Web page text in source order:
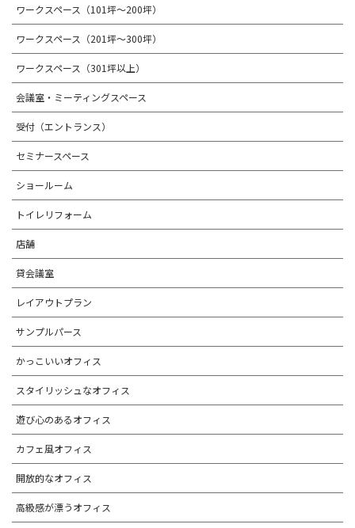
ワークスペース（101坪～200坪）
ワークスペース（201坪～300坪）
ワークスペース（301坪以上）
会議室・ミーティングスペース
受付（エントランス）
セミナースペース
ショールーム
トイレリフォーム
店舗
貸会議室
レイアウトプラン
サンプルパース
かっこいいオフィス
スタイリッシュなオフィス
遊び心のあるオフィス
カフェ風オフィス
開放的なオフィス
高級感が漂うオフィス